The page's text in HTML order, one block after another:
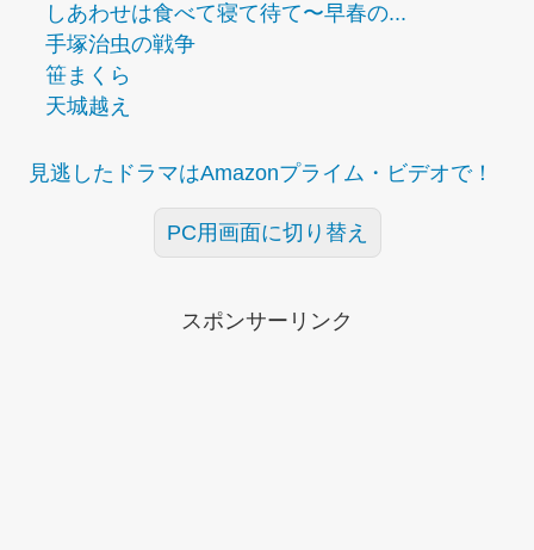
しあわせは食べて寝て待て〜早春の...
手塚治虫の戦争
笹まくら
天城越え
見逃したドラマはAmazonプライム・ビデオで！
PC用画面に切り替え
スポンサーリンク